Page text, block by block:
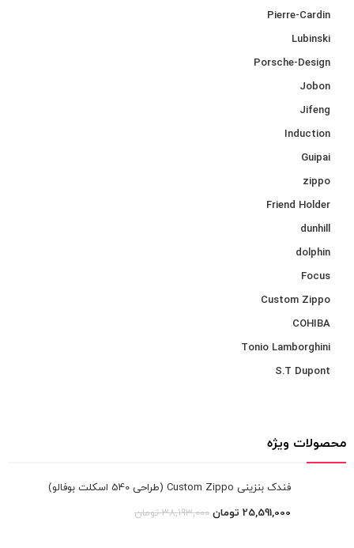
Pierre-Cardin
Lubinski
Porsche-Design
Jobon
Jifeng
Induction
Guipai
zippo
Friend Holder
dunhill
dolphin
Focus
Custom Zippo
COHIBA
Tonio Lamborghini
S.T Dupont
محصولات ویژه
فندک بنزینی Custom Zippo (طراحی 540 اسکلت بوفالو)
25,591,000 تومان 38,193,000 تومان